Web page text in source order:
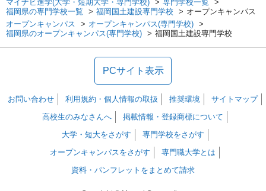
マイナビ進学(大学・短期大学・専門学校)
専門学校一覧
福岡県の専門学校一覧
福岡国土建設専門学校
オープンキャンパス
オープンキャンパス
オープンキャンパス(専門学校)
福岡県のオープンキャンパス(専門学校)
福岡国土建設専門学校
PCサイト表示
お問い合わせ 利用規約・個人情報の取扱 推奨環境
サイトマップ
高校生のみなさんへ
掲載情報・登録商標について
大学・短大をさがす
専門学校をさがす
オープンキャンパスをさがす
専門職大学とは
資料・パンフレットをまとめて請求